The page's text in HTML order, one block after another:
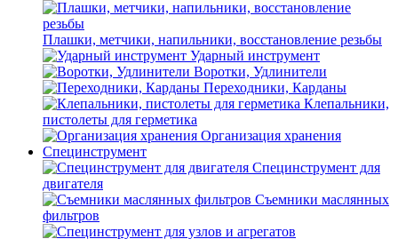
Плашки, метчики, напильники, восстановление резьбы
Ударный инструмент
Воротки, Удлинители
Переходники, Карданы
Клепальники,
пистолеты для герметика
Организация хранения
Специнструмент
Специнструмент для
двигателя
Съемники маслянных
фильтров